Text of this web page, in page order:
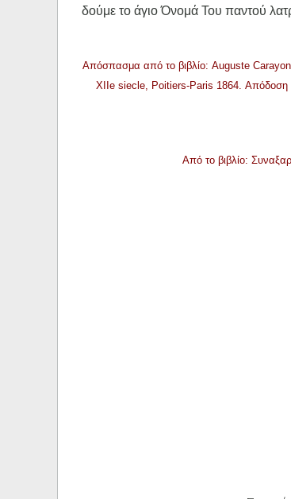
δούμε το άγιο Όνομά Του παντού
Απόσπασμα από το βιβλίο: Auguste
XIIe siecle, Poitiers-Paris 1864. Απόδοση
Από το βιβλίο: